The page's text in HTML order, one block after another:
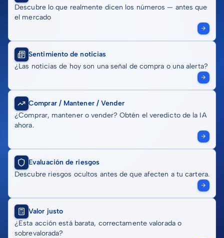
Descubre lo que realmente dicen los números — antes que
el mercado
Sentimiento de noticias
¿Las noticias de hoy son una señal de compra o una alerta?
Comprar / Mantener / Vender
¿Comprar, mantener o vender? Obtén el veredicto de la IA
ahora.
Evaluación de riesgos
Descubre riesgos ocultos antes de que afecten a tu cartera.
Valor justo
¿Esta acción está barata, correctamente valorada o
sobrevalorada?